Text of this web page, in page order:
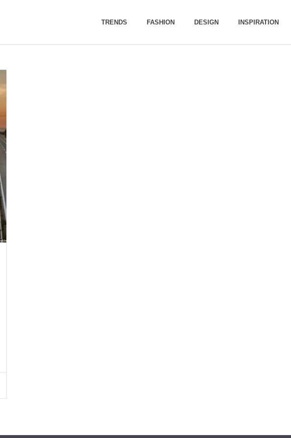
TRENDS FASHION DESIGN INSPIRATION